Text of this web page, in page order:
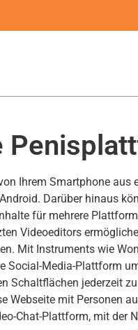
Ihrem Smartphone aus
Darüber hinaus
für mehrere
Videoeditors
Mit Instruments wie
Social-Media-Plattform
Schaltflächen jederzeit
Webseite mit Personen
Chat-Plattform, mit der